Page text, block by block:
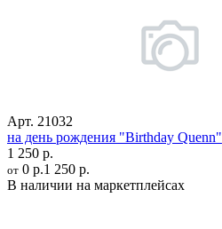
Арт. 21032
на день рождения "Birthday Quenn"
1 250 р.
от 0 р.1 250 р.
В наличии на маркетплейсах